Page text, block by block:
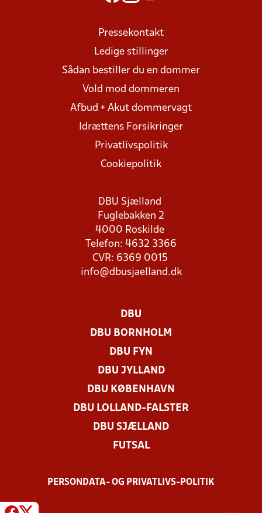
Pressekontakt
Ledige stillinger
Sådan bestiller du en dommer
Vold mod dommeren
Afbud + Akut dommervagt
Idrættens Forsikringer
Privatlivspolitik
Cookiepolitik
DBU Sjælland
Fuglebakken 2
4000 Roskilde
Telefon: 4632 3366
CVR: 6369 0015
info@dbusjaelland.dk
DBU
DBU BORNHOLM
DBU FYN
DBU JYLLAND
DBU KØBENHAVN
DBU LOLLAND-FALSTER
DBU SJÆLLAND
FUTSAL
PERSONDATA- OG PRIVATLIVS-POLITIK